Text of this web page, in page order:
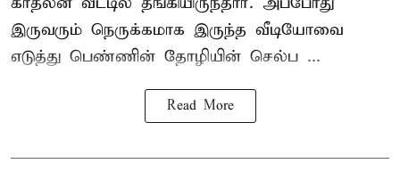
இருவரும் நெருக்கமாக இருந்த வீடியோவை
எடுத்து பெண்ணின் தோழியின் செல்ப ...
Read More